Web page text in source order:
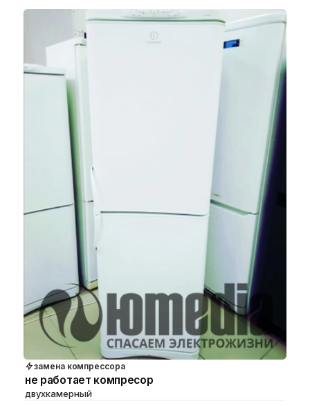
замена компрессора
не работает компресор
двухкамерный